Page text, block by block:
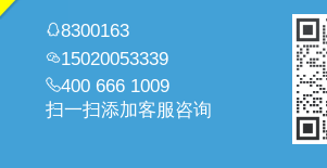
8300163
15020053339
400 666 1009
扫一扫添加客服咨询